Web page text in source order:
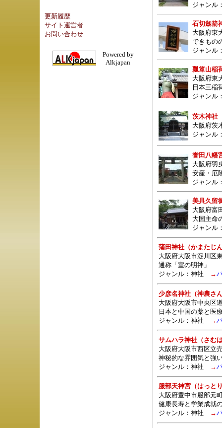
更新履歴
サイト運営者
お問い合わせ
Powered by
Alkjapan
ジャンル
石切劔箭
大阪府東
できもの
ジャンル
瓢箪山稲
大阪府東
日本三稲
ジャンル
茨木神社
大阪府茨
ジャンル
誉田八幡
大阪府羽
安産・厄
ジャンル
美具久留
大阪府富
大国主命
ジャンル
蒲田神社（かまたじ
大阪府大阪市淀川区
通称「室の明神」
ジャンル： 神社 →
少彦名神社（神農さ
大阪府大阪市中央区
日本と中国の薬と医
ジャンル： 神社 →
サムハラ神社（さむ
大阪府大阪市西区立
神秘的な雰囲気と強
ジャンル： 神社 →
服部天神宮（はっと
大阪府豊中市服部元
健康長寿と学業成就
ジャンル： 神社 →